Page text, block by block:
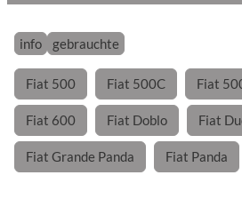
info gebrauchte
Fiat 500 Fiat 500C Fiat
Fiat 600 Fiat Doblo Fiat
Fiat Grande Panda Fiat Panda